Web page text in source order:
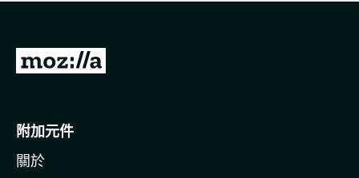
有
前
o
i
附加元件
關於